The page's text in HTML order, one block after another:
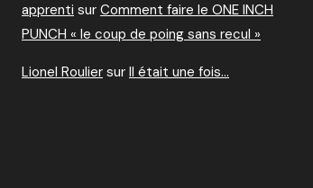
apprenti sur Comment faire le ONE INCH
PUNCH « le coup de poing sans recul »
Lionel Roulier sur Il était une fois…